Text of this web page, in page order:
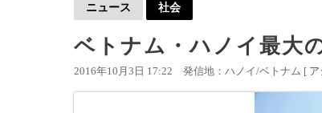
ニュース 社会
ベトナム・ハノイ最大
2016年10月3日 17:22 発信地：ハノイ/ベトナム [